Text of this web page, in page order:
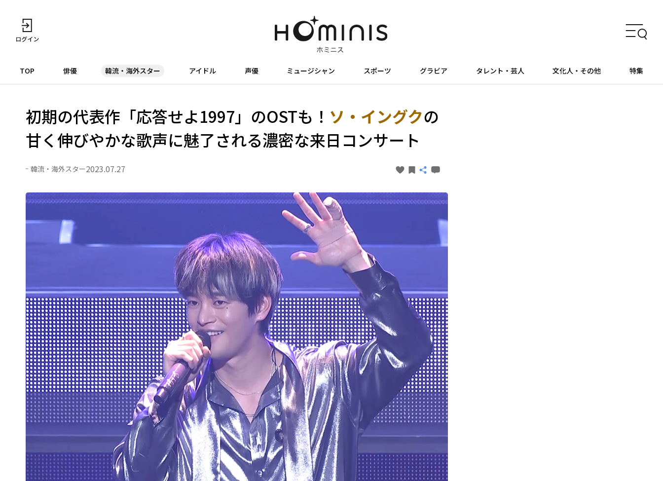
TOP 俳優 韓流・海外スター アイドル 声優 ミュージシャン スポーツ グラビア タレント・芸人 文化人・その他 特集
初期の代表作「応答せよ1997」のOSTも！ ソ・イングクの
甘く伸びやかな歌声に魅了される濃密な来日コンサート
韓流・海外スター2023.07.27